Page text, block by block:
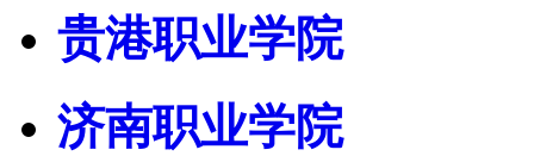
贵港职业学院
济南职业学院